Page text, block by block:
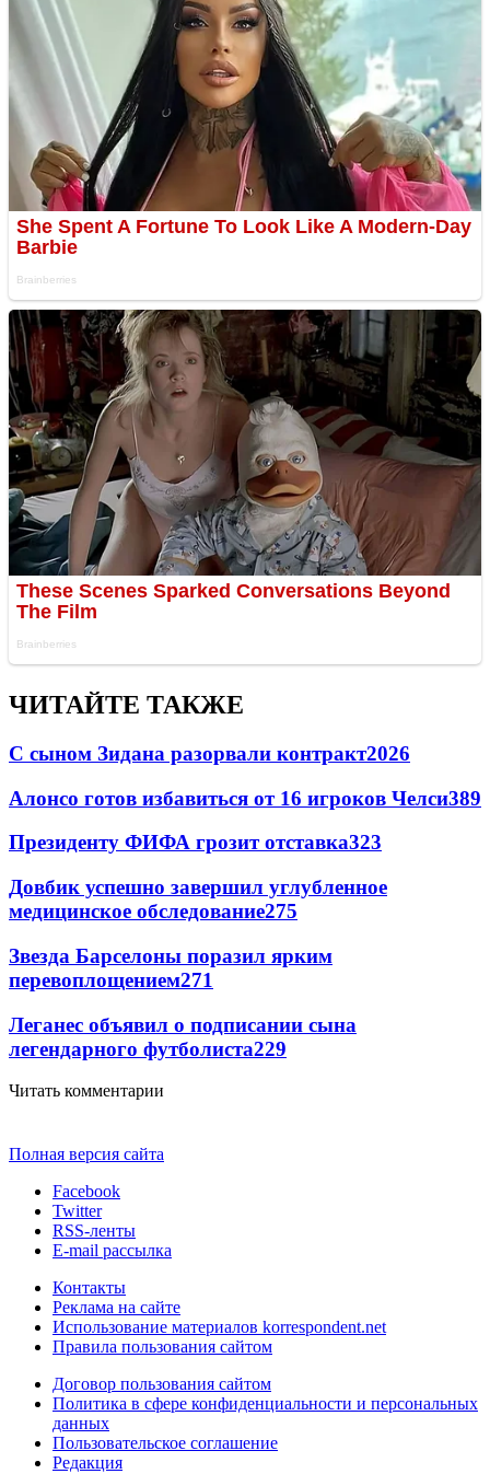
ЧИТАЙТЕ ТАКЖЕ
С сыном Зидана разорвали контракт2026
Алонсо готов избавиться от 16 игроков Челси389
Президенту ФИФА грозит отставка323
Довбик успешно завершил углубленное
медицинское обследование275
Звезда Барселоны поразил ярким
перевоплощением271
Леганес объявил о подписании сына
легендарного футболиста229
Читать комментарии
Полная версия сайта
Facebook
Twitter
RSS-ленты
E-mail рассылка
Контакты
Реклама на сайте
Использование материалов korrespondent.net
Правила пользования сайтом
Договор пользования сайтом
Политика в сфере конфиденциальности и персональных
данных
Пользовательское соглашение
Редакция